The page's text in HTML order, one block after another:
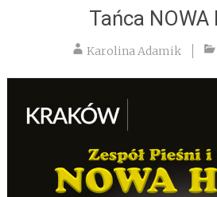
Tańca NOWA
Karolina Adamik